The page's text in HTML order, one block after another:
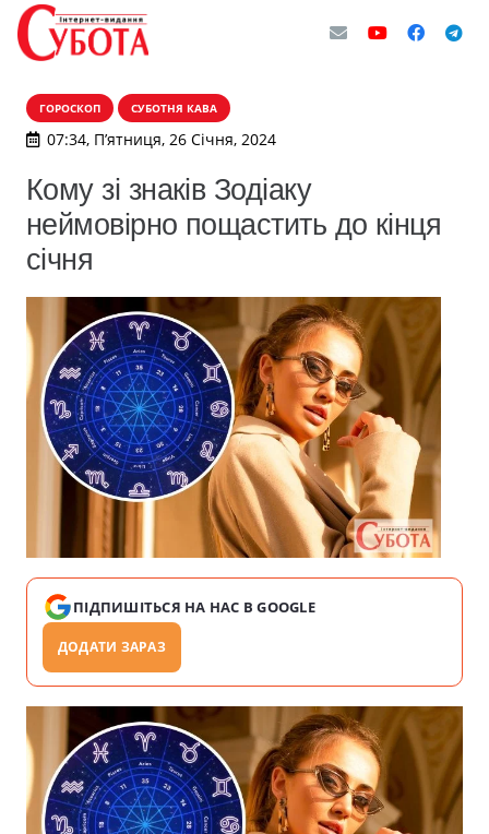
ГОРОСКОП СУБОТНЯ КАВА
07:34, П’ятниця, 26 Січня, 2024
Кому зі знаків Зодіаку
неймовірно пощастить до кінця
січня
ПІДПИШІТЬСЯ НА НАС В GOOGLE
ДОДАТИ ЗАРАЗ